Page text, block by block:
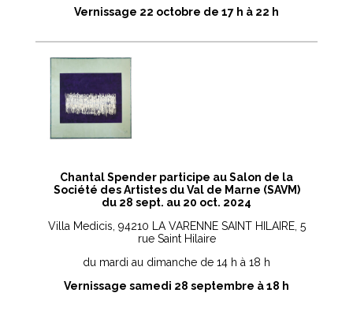
Vernissage 22 octobre de 17 h à 22 h
Chantal Spender participe au Salon de la
Société des Artistes du Val de Marne (SAVM)
du 28 sept. au 20 oct. 2024
Villa Medicis, 94210 LA VARENNE SAINT HILAIRE, 5
rue Saint Hilaire
du mardi au dimanche de 14 h à 18 h
Vernissage samedi 28 septembre à 18 h